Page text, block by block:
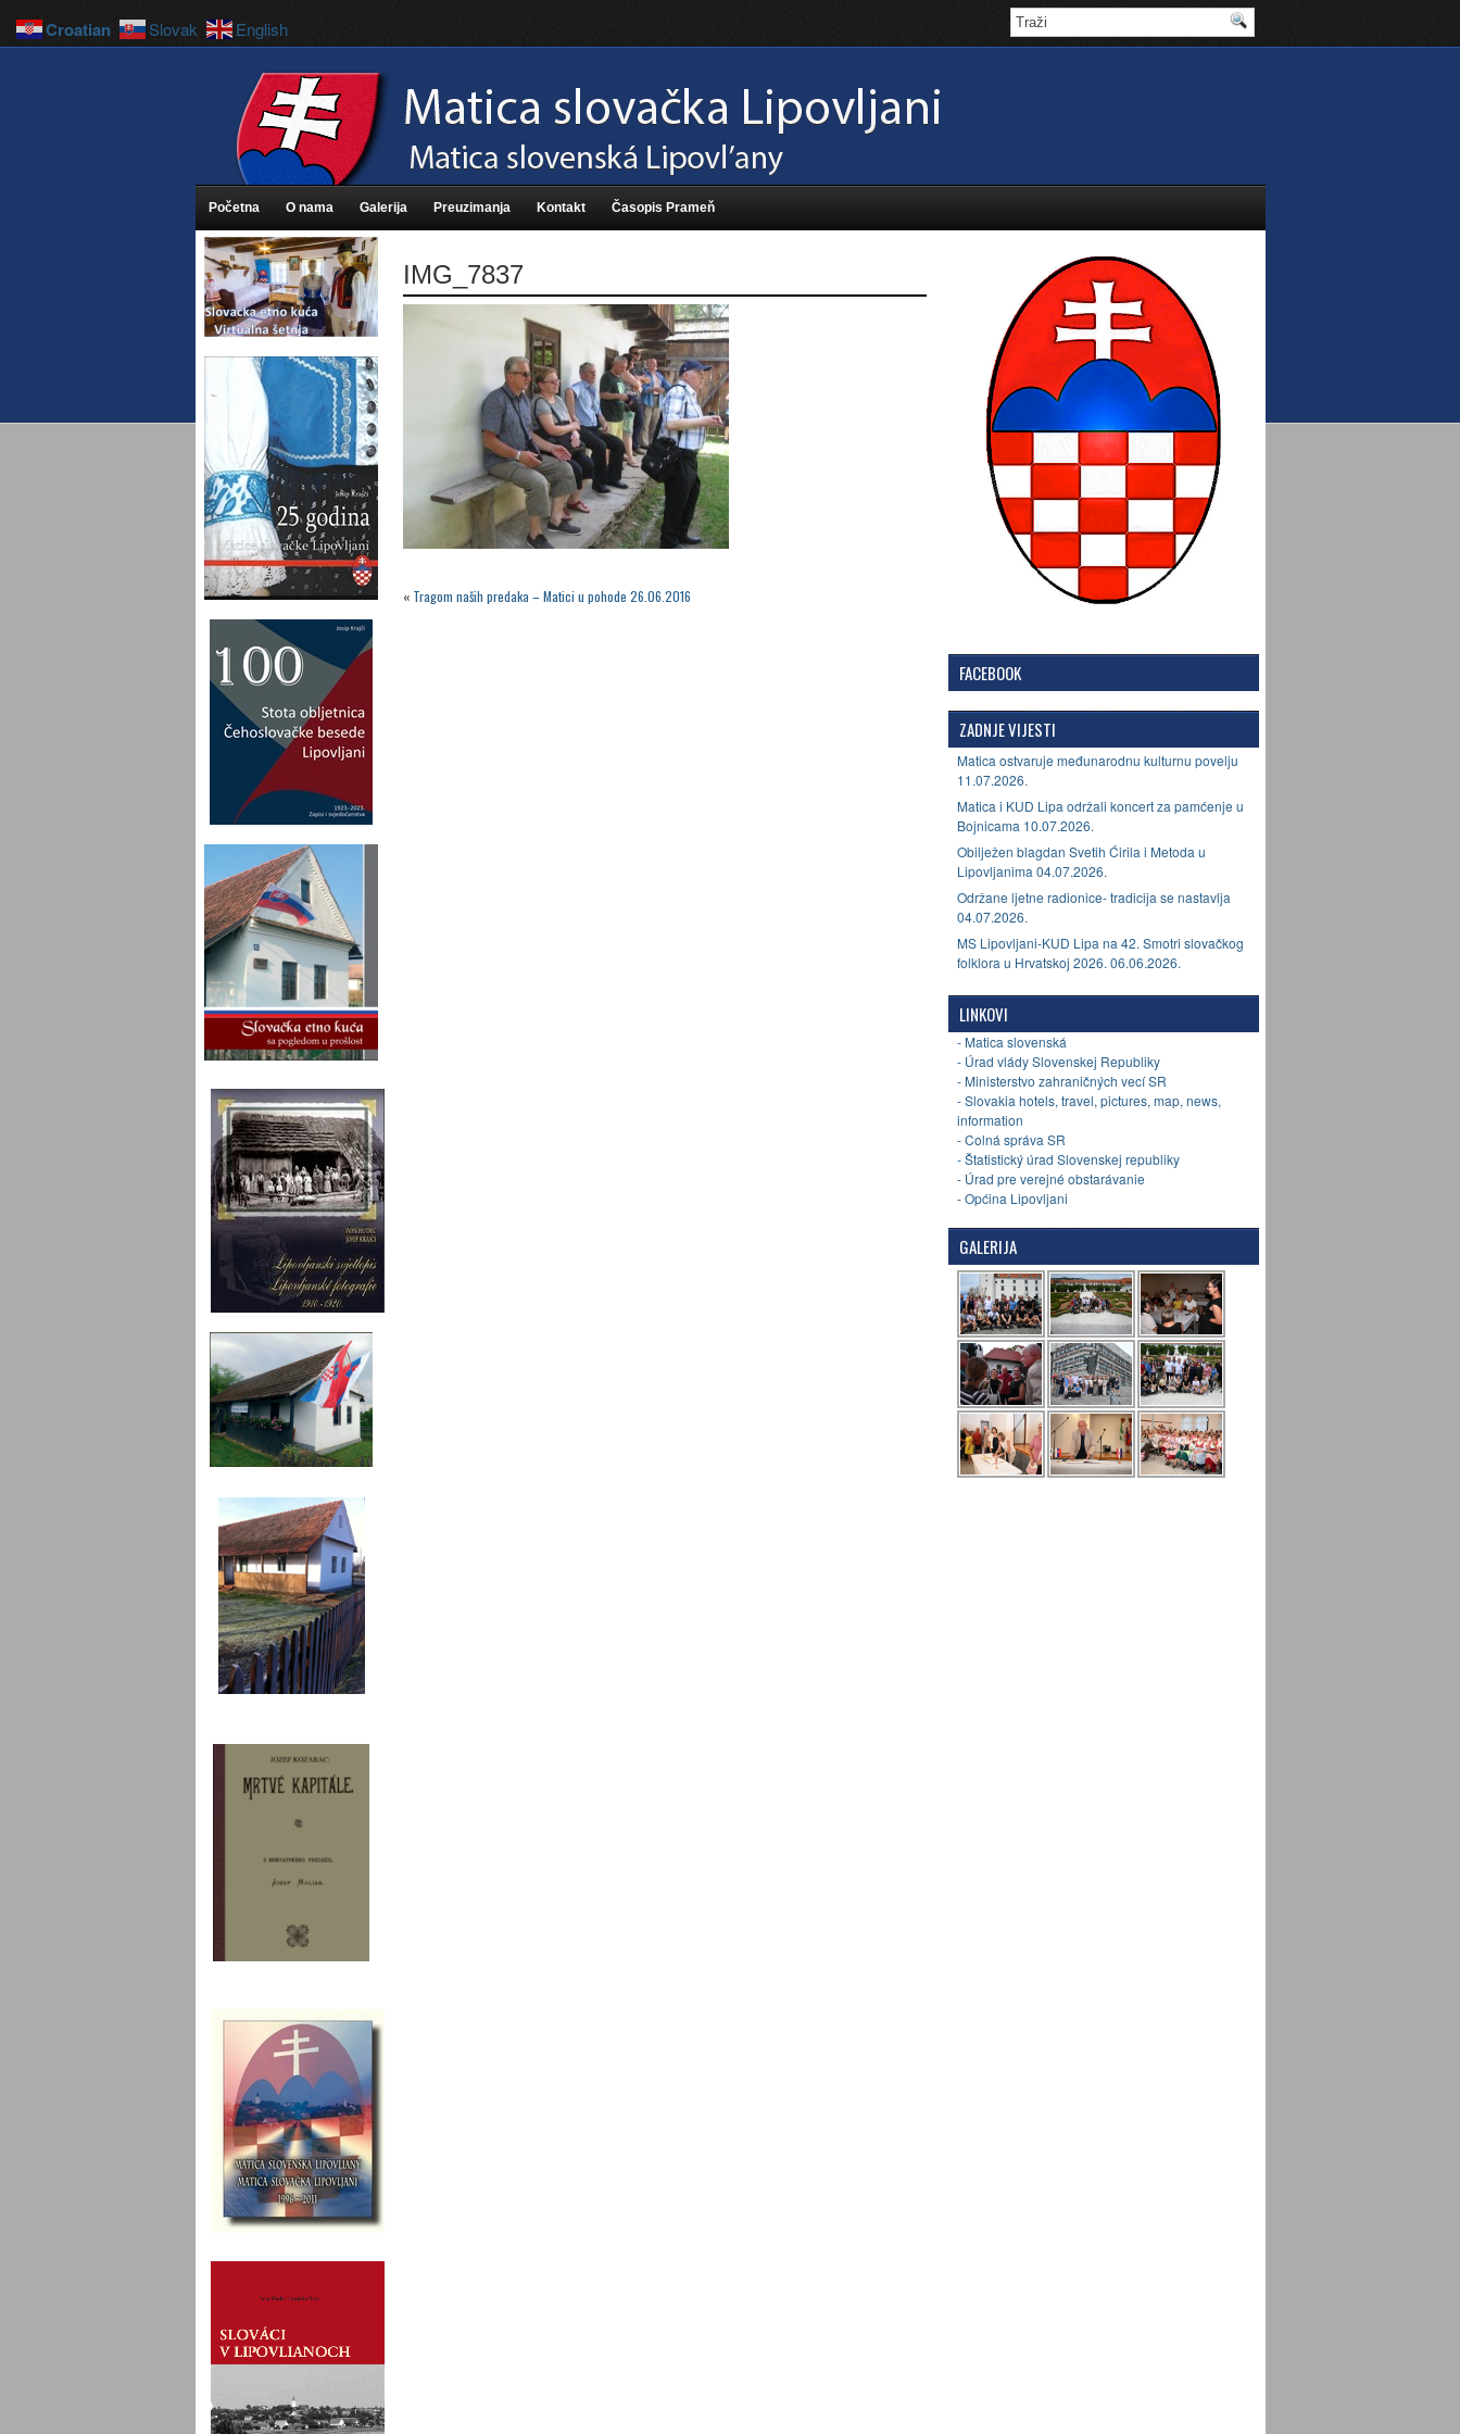
Početna O nama Galerija Preuzimanja Kontakt Časopis Prameň
IMG_7837
« Tragom naših predaka – Matici u pohode 26.06.2016
FACEBOOK
ZADNJE VIJESTI
Matica ostvaruje međunarodnu kulturnu povelju
11.07.2026.
Matica i KUD Lipa održali koncert za pamćenje u
Bojnicama 10.07.2026.
Obilježen blagdan Svetih Ćirila i Metoda u
Lipovljanima 04.07.2026.
Održane ljetne radionice- tradicija se nastavlja
04.07.2026.
MS Lipovljani-KUD Lipa na 42. Smotri slovačkog
folklora u Hrvatskoj 2026. 06.06.2026.
LINKOVI
- Matica slovenská
- Úrad vlády Slovenskej Republiky
- Ministerstvo zahraničných vecí SR
- Slovakia hotels, travel, pictures, map, news,
information
- Colná správa SR
- Štatistický úrad Slovenskej republiky
- Úrad pre verejné obstarávanie
- Općina Lipovljani
GALERIJA
Croatian Slovak English